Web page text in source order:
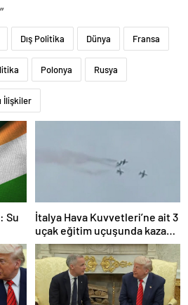
Dış Politika Dünya Fransa
Polonya Rusya
İlişkiler
Su
İtalya Hava Kuvvetleri’ne ait 3
uçak eğitim uçuşunda kaza
yaptı